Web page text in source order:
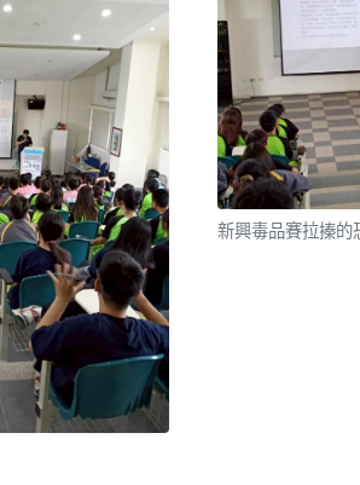
新興毒品賽拉搸的